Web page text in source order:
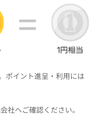
ポイント進呈・利用には
社へご確認ください。